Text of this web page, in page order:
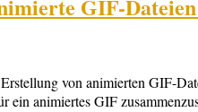
GIF-Dateien
von animierten GIF-
animiertes GIF